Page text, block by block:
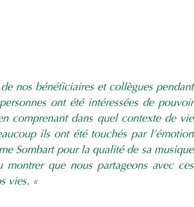
nos bénéficiaires et collègues pendant
ont été intéressées de pouvoir
comprenant dans quel contexte de vie
ils ont été touchés par l’émotion
Sombart pour la qualité de sa musique
que nous partageons avec ces
vies. «